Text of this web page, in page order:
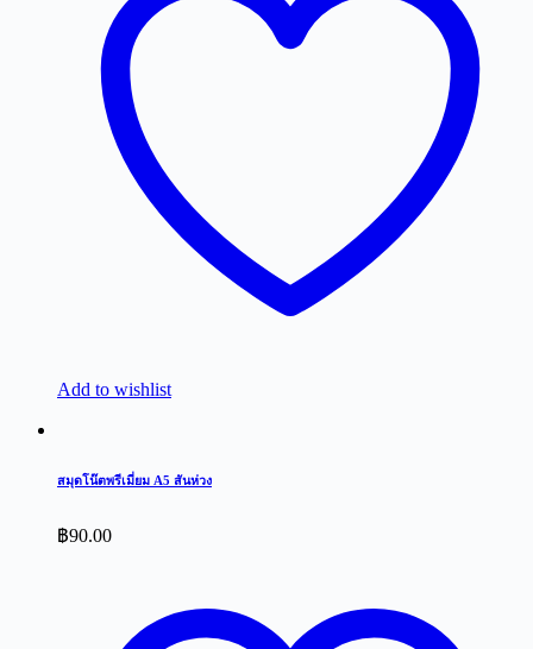
Add to wishlist
สมุดโน๊ตพรีเมี่ยม A5 สันห่วง
฿90.00